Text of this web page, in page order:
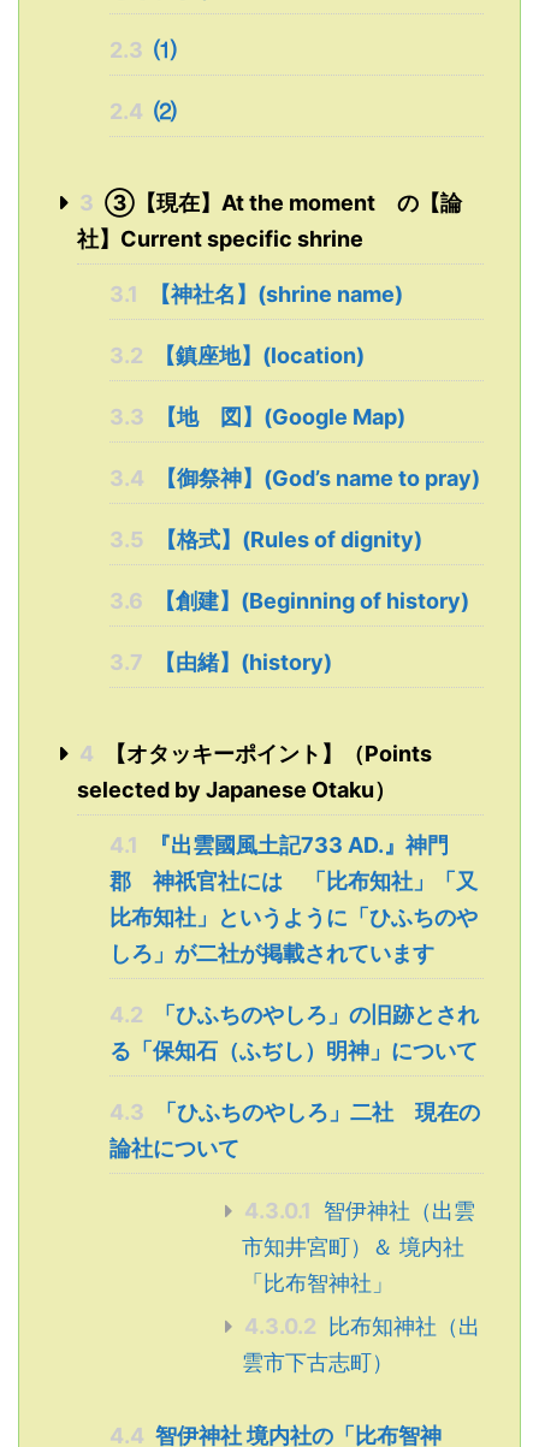
2.3 ⑴
2.4 ⑵
3 ➂【現在】At the moment の【論
社】Current specific shrine
3.1 【神社名】(shrine name)
3.2 【鎮座地】(location)
3.3 【地 図】(Google Map)
3.4 【御祭神】(God’s name to pray)
3.5 【格式】(Rules of dignity)
3.6 【創建】(Beginning of history)
3.7 【由緒】(history)
4
【オタッキーポイント】（Points
selected by Japanese Otaku）
4.1
『出雲國風土記733 AD.』神門
郡 神祇官社には 「比布知社」「又
比布知社」というように「ひふちのや
しろ」が二社が掲載されています
4.2
「ひふちのやしろ」の旧跡とされ
る「保知石（ふぢし）明神」について
4.3
「ひふちのやしろ」二社 現在の
論社について
4.3.0.1
智伊神社（出雲
市知井宮町）＆ 境内社
「比布智神社」
4.3.0.2
比布知神社（出
雲市下古志町）
4.4 智伊神社 境内社の「比布智神